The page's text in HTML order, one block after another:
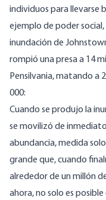
individuos para llevarse
ejemplo de poder
inundación de
rompió una presa a 14
Pensilvania, matando a
000:
Cuando se produjo la
se movilizó de
abundancia, medida
grande que, cuando
alrededor de un millón
ahora, no solo es